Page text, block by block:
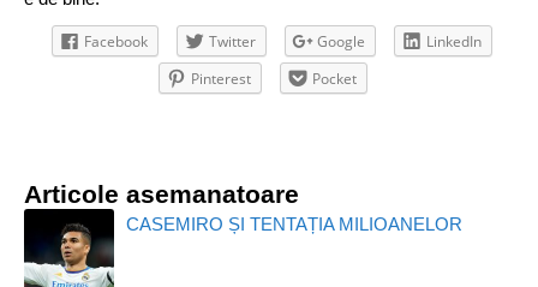
Facebook Twitter Google
LinkedIn
Pinterest
Pocket
Articole asemanatoare
CASEMIRO ȘI TENTAȚIA MILIOANELOR